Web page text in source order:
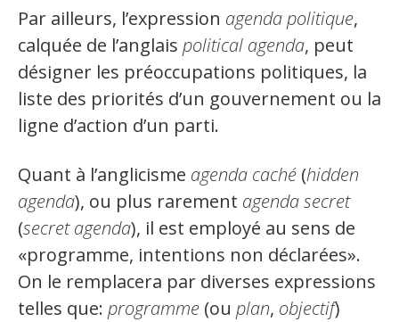
Capsules linguistiques
Jeux et outils terminolinguistiques
Intégration linguistique
Témoignages
Espace militant
Matériel à télécharger
Nos campagnes
Par ailleurs, l’expression agenda politique,
calquée de l’anglais political agenda, peut
désigner les préoccupations politiques, la
liste des priorités d’un gouvernement ou la
ligne d’action d’un parti.
Quant à l’anglicisme agenda caché (hidden
agenda), ou plus rarement agenda secret
(secret agenda), il est employé au sens de
«programme, intentions non déclarées».
On le remplacera par diverses expressions
telles que: programme (ou plan, objectif)